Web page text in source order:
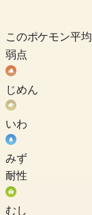
このポケモン平均
弱点
じめん
いわ
みず
耐性
むし